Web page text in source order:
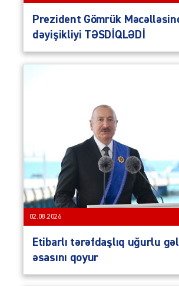
Prezident Gömrük
dəyişikliyi TƏSDİQLƏDİ
02.08.2026
Etibarlı tərəfdaşlıq uğurlu
əsasını qoyur